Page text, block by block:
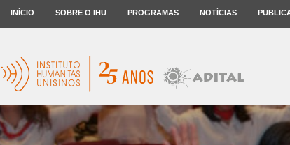
INÍCIO SOBRE O IHU PROGRAMAS NOTÍCIAS